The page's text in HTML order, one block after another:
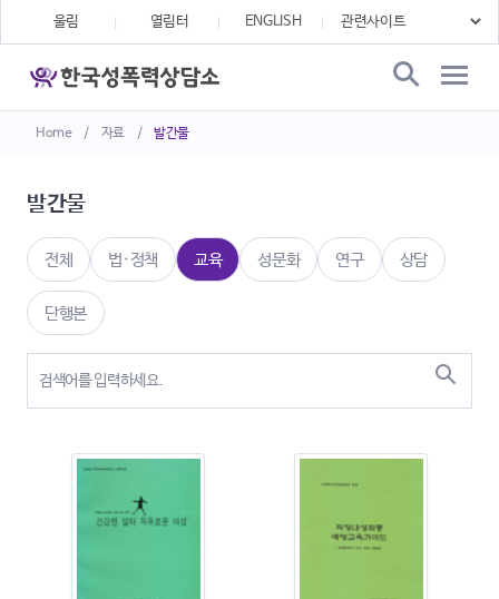
Home / 자료 / 발간물
울림 열림터 ENGLISH
발간물
전체 법·정책 교육 성문화 연구 상담
단행본